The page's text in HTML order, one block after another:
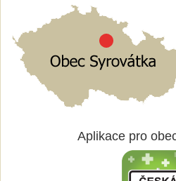
Aplikace pro